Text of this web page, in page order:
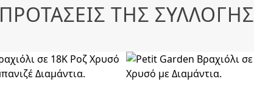
ΠΡΟΤΑΣΕΙΣ ΤΗΣ ΣΥΛΛΟΓΗΣ